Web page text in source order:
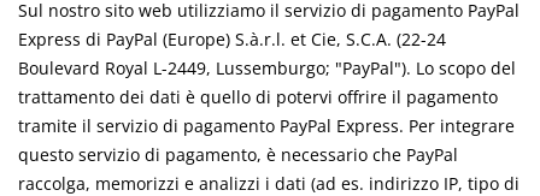
Sul nostro sito web utilizziamo il servizio di pagamento PayPal
Express di PayPal (Europe) S.à.r.l. et Cie, S.C.A. (22-24
Boulevard Royal L-2449, Lussemburgo; "PayPal"). Lo scopo del
trattamento dei dati è quello di potervi offrire il pagamento
tramite il servizio di pagamento PayPal Express. Per integrare
questo servizio di pagamento, è necessario che PayPal
raccolga, memorizzi e analizzi i dati (ad es. indirizzo IP, tipo di